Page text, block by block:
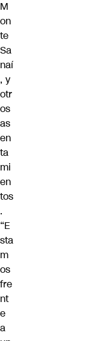
M
on
te
Sa
naí
, y
otr
os
as
en
ta
mi
en
tos
.
“E
sta
m
os
fre
nt
e
a